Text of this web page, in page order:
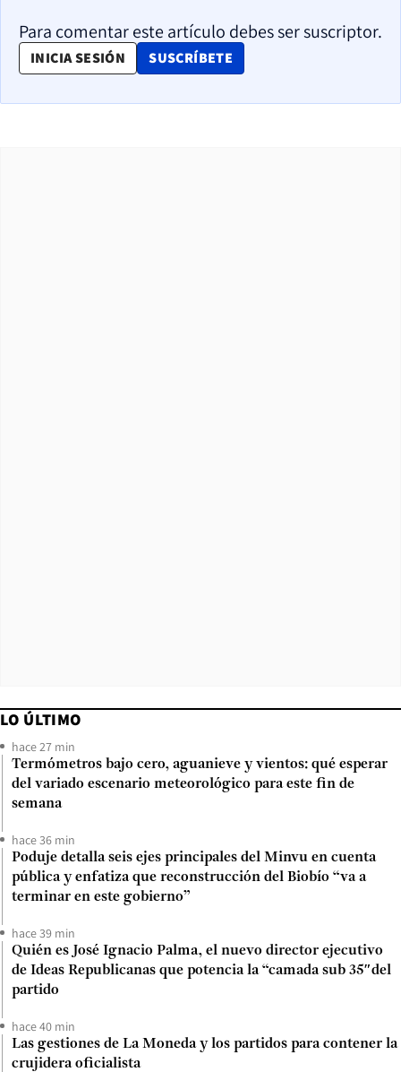
Para comentar este artículo debes ser suscriptor.
INICIA SESIÓN SUSCRÍBETE
OPENS IN NEW WINDOW
LO ÚLTIMO
hace 27 min
Termómetros bajo cero, aguanieve y vientos: qué esperar
del variado escenario meteorológico para este fin de
semana
hace 36 min
Poduje detalla seis ejes principales del Minvu en cuenta
pública y enfatiza que reconstrucción del Biobío “va a
terminar en este gobierno”
hace 39 min
Quién es José Ignacio Palma, el nuevo director ejecutivo
de Ideas Republicanas que potencia la “camada sub 35″del
partido
hace 40 min
Las gestiones de La Moneda y los partidos para contener la
crujidera oficialista